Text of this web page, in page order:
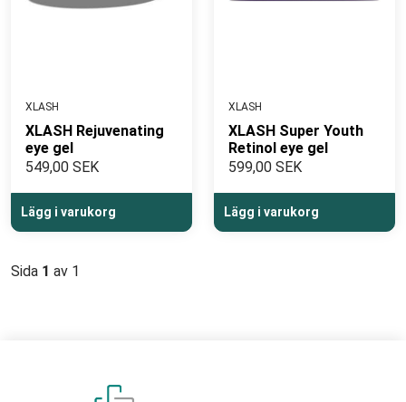
XLASH
XLASH Rejuvenating
eye gel
549,00 SEK
Lägg i varukorg
XLASH
XLASH Super Youth
Retinol eye gel
599,00 SEK
Lägg i varukorg
Sida 1 av 1